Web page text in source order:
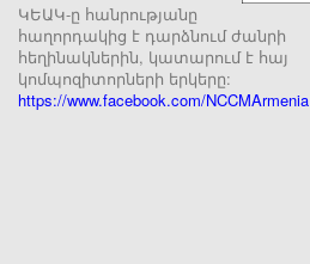
ԿԵԱԿ-ը հանրությանը
հաղորդակից է դարձնում ժանրի
հեղինակներին, կատարում է հայ
կոմպոզիտորների երկերը:
https://www.facebook.com/NCCMArmenia